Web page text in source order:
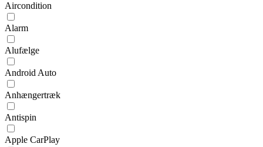
Aircondition
Alarm
Alufælge
Android Auto
Anhængertræk
Antispin
Apple CarPlay